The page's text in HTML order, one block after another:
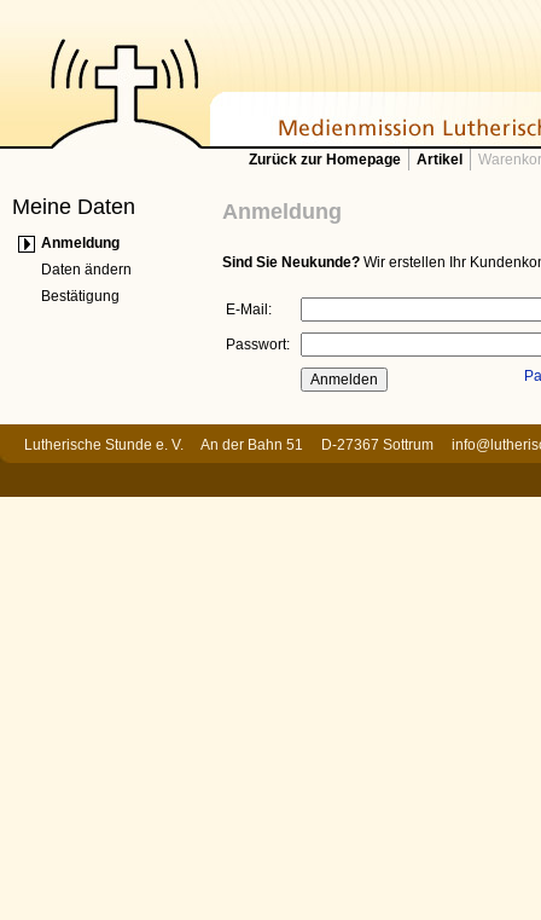
Zurück zur Homepage Artikel
Meine Daten
Anmeldung
Daten ändern
Bestätigung
Anmeldung
Sind Sie Neukunde? Wir erstellen Ihr
E-Mail:
Passwort:
Lutherische Stunde e. V. An der Bahn 51 D-27367 Sottrum